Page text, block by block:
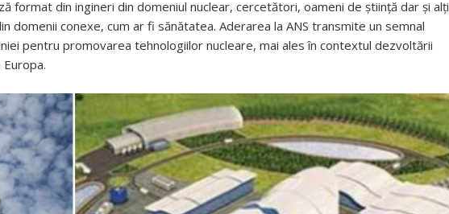
format din ingineri din domeniul nuclear, cercetători, oameni de știință dar și alți
domenii conexe, cum ar fi sănătatea. Aderarea la ANS transmite un semnal
pentru promovarea tehnologiilor nucleare, mai ales în contextul dezvoltării